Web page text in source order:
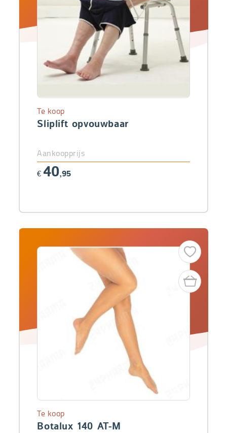
Sliplift opvouwbaar
Te koop
Aankoopprijs
€ 40,95
Botalux 140 AT-M
Te koop